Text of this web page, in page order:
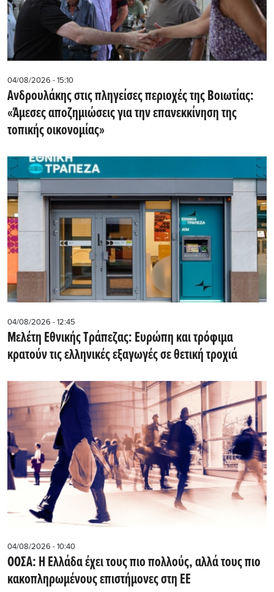
04/08/2026 - 15:10
Ανδρουλάκης στις πληγείσες περιοχές της Βοιωτίας:
«Άμεσες αποζημιώσεις για την επανεκκίνηση της
τοπικής οικονομίας»
04/08/2026 - 12:45
Μελέτη Εθνικής Τράπεζας: Ευρώπη και τρόφιμα
κρατούν τις ελληνικές εξαγωγές σε θετική τροχιά
04/08/2026 - 10:40
ΟΟΣΑ: Η Ελλάδα έχει τους πιο πολλούς, αλλά τους πιο
κακοπληρωμένους επιστήμονες στη ΕΕ